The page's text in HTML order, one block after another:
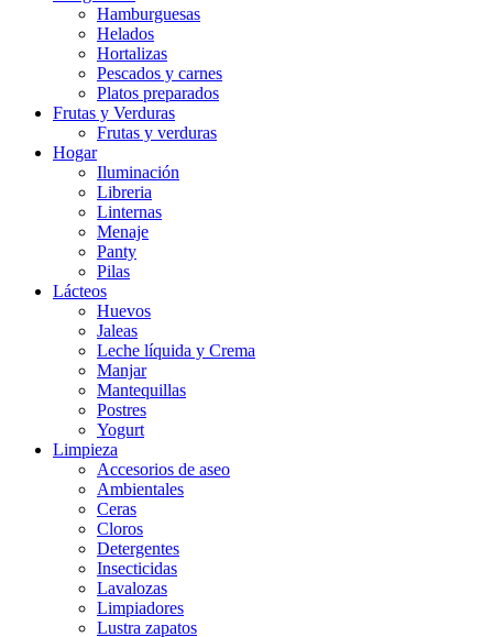
Hamburguesas
Helados
Hortalizas
Pescados y carnes
Platos preparados
Frutas y Verduras
Frutas y verduras
Hogar
Iluminación
Libreria
Linternas
Menaje
Panty
Pilas
Lácteos
Huevos
Jaleas
Leche líquida y Crema
Manjar
Mantequillas
Postres
Yogurt
Limpieza
Accesorios de aseo
Ambientales
Ceras
Cloros
Detergentes
Insecticidas
Lavalozas
Limpiadores
Lustra zapatos